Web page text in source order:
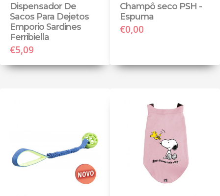
Dispensador De
Sacos Para Dejetos
Emporio Sardines
Ferribiella
€5,09
Champô seco PSH -
Espuma
€0,00